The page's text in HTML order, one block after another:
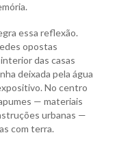
essa reflexão.
opostas
das casas
deixada pela água
No centro
— materiais
urbanas —
com terra.